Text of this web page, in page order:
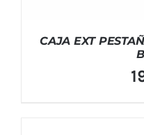
CAJA EXT